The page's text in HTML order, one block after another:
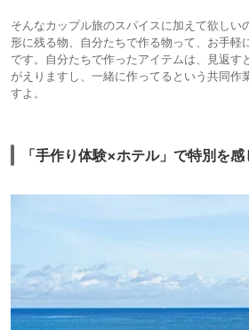
そんなカップル旅のスパイスに加えて欲しい
形に残る物、自分たちで作る物って、お手軽
です。自分たちで作ったアイテムは、見返す
がえりますし、一緒に作ってるという共同作
すよ。
「手作り体験×ホテル」で特別を